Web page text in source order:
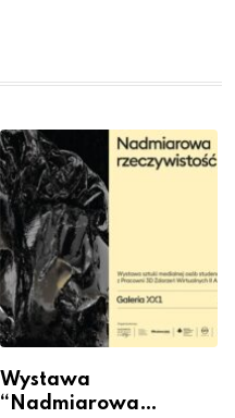
Wystawa
“Nadmiarowa